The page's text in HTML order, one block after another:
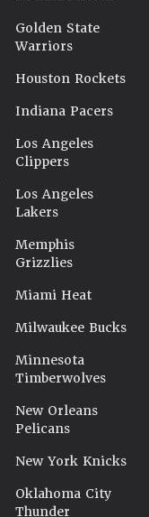
Golden State
Warriors
Houston Rockets
Indiana Pacers
Los Angeles
Clippers
Los Angeles
Lakers
Memphis
Grizzlies
Miami Heat
Milwaukee Bucks
Minnesota
Timberwolves
New Orleans
Pelicans
New York Knicks
Oklahoma City
Thunder